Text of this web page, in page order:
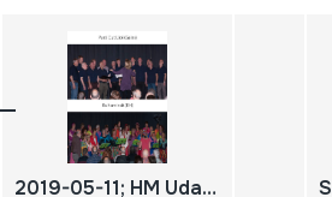
2019-05-11; HM Udaberriko kontzertua; Parti Cut Lloi; Buhaminak; DIGITALA